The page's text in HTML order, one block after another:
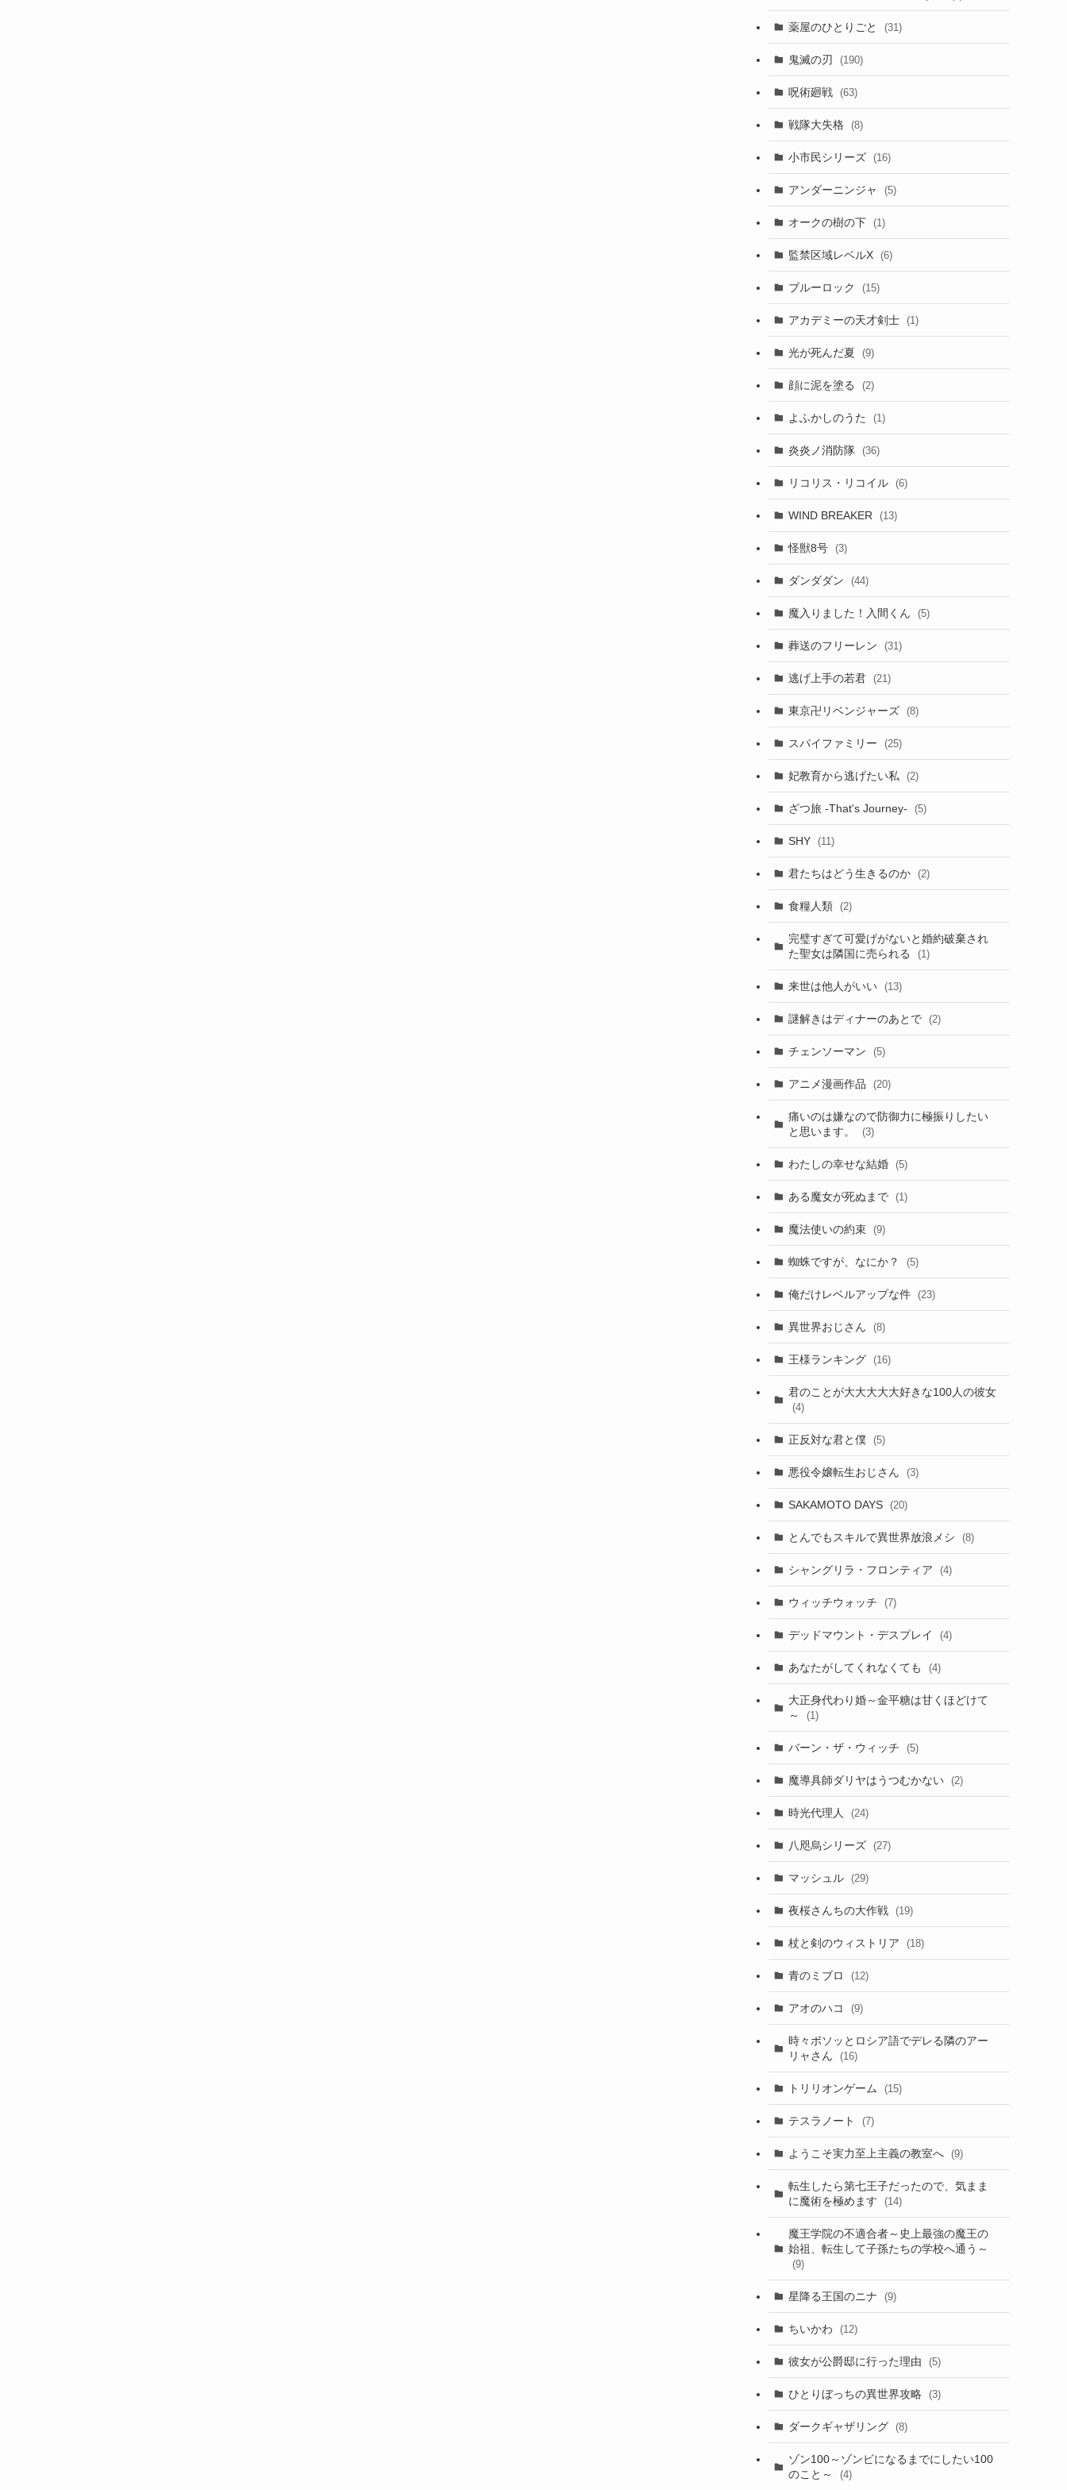
薬屋のひとりごと (31)
鬼滅の刃 (190)
呪術廻戦 (63)
戦隊大失格 (8)
小市民シリーズ (16)
アンダーニンジャ (5)
オークの樹の下 (1)
監禁区域レベルX (6)
ブルーロック (15)
アカデミーの天才剣士 (1)
光が死んだ夏 (9)
顔に泥を塗る (2)
よふかしのうた (1)
炎炎ノ消防隊 (36)
リコリス・リコイル (6)
WIND BREAKER (13)
怪獣8号 (3)
ダンダダン (44)
魔入りました！入間くん (5)
葬送のフリーレン (31)
逃げ上手の若君 (21)
東京卍リベンジャーズ (8)
スパイファミリー (25)
妃教育から逃げたい私 (2)
ざつ旅 -That's Journey- (5)
SHY (11)
君たちはどう生きるのか (2)
食糧人類 (2)
完璧すぎて可愛げがないと婚約破棄され
た聖女は隣国に売られる
(1)
来世は他人がいい (13)
謎解きはディナーのあとで (2)
チェンソーマン (5)
アニメ漫画作品 (20)
痛いのは嫌なので防御力に極振りしたい
と思います。
(3)
わたしの幸せな結婚 (5)
ある魔女が死ぬまで (1)
魔法使いの約束 (9)
蜘蛛ですが、なにか？ (5)
俺だけレベルアップな件 (23)
異世界おじさん (8)
王様ランキング (16)
君のことが大大大大大好きな100人の彼女
(4)
正反対な君と僕 (5)
悪役令嬢転生おじさん (3)
SAKAMOTO DAYS (20)
とんでもスキルで異世界放浪メシ (8)
シャングリラ・フロンティア (4)
ウィッチウォッチ (7)
デッドマウント・デスプレイ (4)
あなたがしてくれなくても (4)
大正身代わり婚～金平糖は甘くほどけて
～
(1)
バーン・ザ・ウィッチ (5)
魔導具師ダリヤはうつむかない (2)
時光代理人 (24)
八咫烏シリーズ (27)
マッシュル (29)
夜桜さんちの大作戦 (19)
杖と剣のウィストリア (18)
青のミブロ (12)
アオのハコ (9)
時々ボソッとロシア語でデレる隣のアー
リャさん
(16)
トリリオンゲーム (15)
テスラノート (7)
ようこそ実力至上主義の教室へ (9)
転生したら第七王子だったので、気まま
に魔術を極めます
(14)
魔王学院の不適合者～史上最強の魔王の
始祖、転生して子孫たちの学校へ通う～
(9)
星降る王国のニナ (9)
ちいかわ (12)
彼女が公爵邸に行った理由 (5)
ひとりぼっちの異世界攻略 (3)
ダークギャザリング (8)
ゾン100～ゾンビになるまでにしたい100
のこと～
(4)